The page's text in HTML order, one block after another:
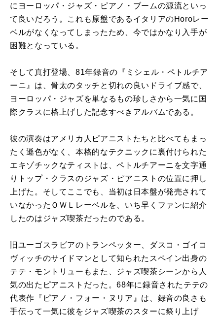
にヨーロッパ・ジャズ・ピアノ・ブームの源流といっ
て良いだろう。これも原盤であるイタリアのHoroレー
ベルがなくなってしまったため、今ではかなり入手が
困難となっている。
そして真打登場、81年録音の『ミシェル・ペトルチア
ーニ』は、骨太のタッチと切れの良いドライブ感で、
ヨーロッパ・ジャズを単なるもの珍しさから一気に国
際クラスに格上げした記念すべきアルバムである。
彼の演奏はアメリカ人ピアニストたちと比べてもまっ
たく遜色がなく、本格的なテクニックに裏付けられた
エキゾチックなティストは、ペトルチアーニを文字通
りトップ・クラスのジャズ・ピアニストの位置に押し
上げた。そしてここでも、当初は日本盤が発売されて
いなかったＯＷＬレーベルを、いち早くファンに紹介
したのはジャズ喫茶だったのである。
旧ユーゴスラビアのトランペッター、ダスコ・ゴイコ
ヴィッチのサイドマンとして知られたスペイン出身の
テテ・モントリューもまた、ジャズ喫茶シーンから人
気の出たピアニストだった。68年に録音されたテテの
代表作『ピアノ・フォー・ヌリア』は、録音の良さも
手伝って一気に彼をジャズ喫茶のスターに祭り上げ